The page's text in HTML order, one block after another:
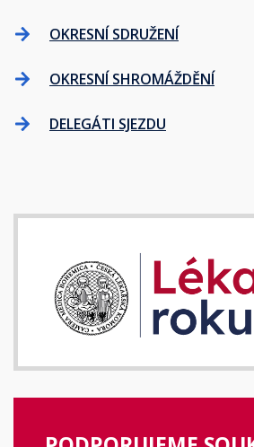
OKRESNÍ SDRUŽENÍ
OKRESNÍ SHROMÁŽDĚNÍ
DELEGÁTI SJEZDU